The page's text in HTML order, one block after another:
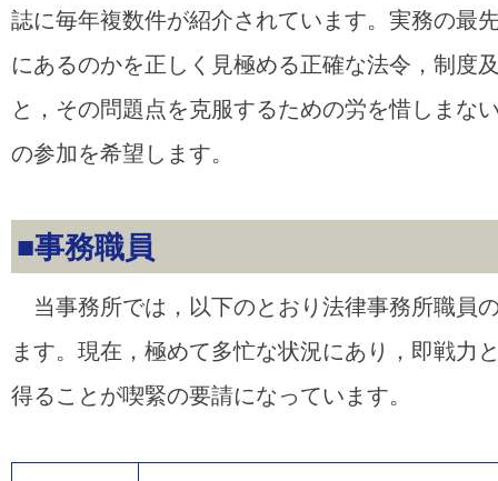
誌に毎年複数件が紹介されています。実務の最
にあるのかを正しく見極める正確な法令，制度
と，その問題点を克服するための労を惜しまな
の参加を希望します。
■事務職員
当事務所では，以下のとおり法律事務所職員
ます。現在，極めて多忙な状況にあり，即戦力
得ることが喫緊の要請になっています。